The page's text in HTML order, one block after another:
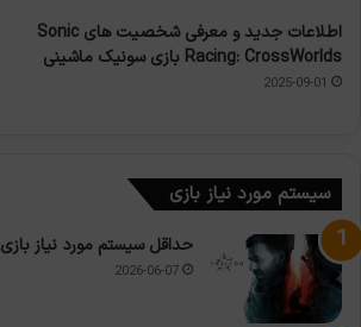
اطلاعات جدید و معرفی شخصیت های Sonic
Racing: CrossWorlds بازی سونیک ماشینی
2025-09-01
سیستم مورد نیاز بازی
حداقل سیستم مورد نیاز بازی Aphelion
2026-06-07